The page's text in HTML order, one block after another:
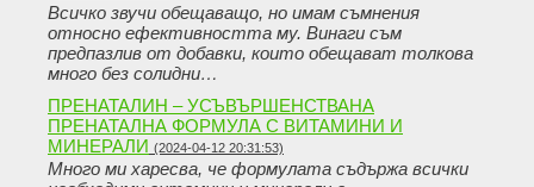
Всичко звучи обещаващо, но имам съмнения
относно ефективността му. Винаги съм
предпазлив от добавки, които обещават толкова
много без солидни…
ПРЕНАТАЛИН – УСЪВЪРШЕНСТВАНА
ПРЕНАТАЛНА ФОРМУЛА С ВИТАМИНИ И
МИНЕРАЛИ (2024-04-12 20:31:53)
Много ми харесва, че формулата съдържа всички